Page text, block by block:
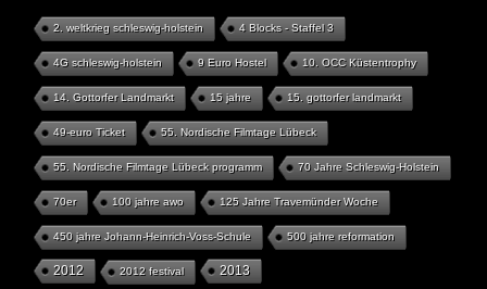
2. weltkrieg schleswig-holstein 4 Blocks - Staffel 3
4G schleswig-holstein 9 Euro Hostel 10. OCC Küstentrophy
14. Gottorfer Landmarkt 15 jahre 15. gottorfer landmarkt
49-euro Ticket 55. Nordische Filmtage Lübeck
55. Nordische Filmtage Lübeck programm 70 Jahre Schleswig-Holstein
70er 100 jahre awo 125 Jahre Travemünder Woche
450 jahre Johann-Heinrich-Voss-Schule 500 jahre reformation
2012 2012 festival 2013